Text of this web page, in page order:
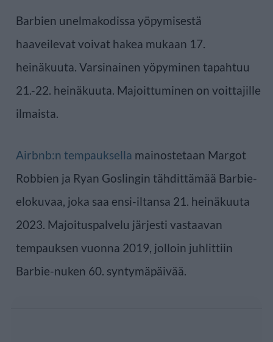
Barbien unelmakodissa yöpymisestä
haaveilevat voivat hakea mukaan 17.
heinäkuuta. Varsinainen yöpyminen tapahtuu
21.-22. heinäkuuta. Majoittuminen on voittajille
ilmaista.
Airbnb:n tempauksella mainostetaan Margot
Robbien ja Ryan Goslingin tähdittämää Barbie-
elokuvaa, joka saa ensi-iltansa 21. heinäkuuta
2023. Majoituspalvelu järjesti vastaavan
tempauksen vuonna 2019, jolloin juhlittiin
Barbie-nuken 60. syntymäpäivää.